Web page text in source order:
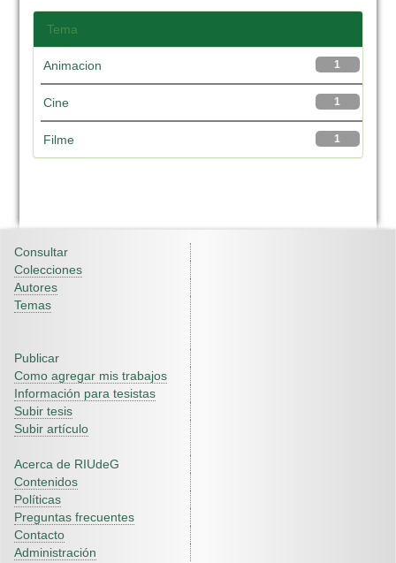
Tema
1
Animacion
1
Cine
1
Filme
Consultar
Colecciones
Autores
Temas
Publicar
Como agregar mis trabajos
Información para tesistas
Subir tesis
Subir artículo
Acerca de RIUdeG
Contenidos
Políticas
Preguntas frecuentes
Contacto
Administración